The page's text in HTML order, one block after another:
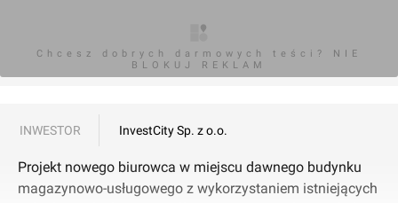
Chcesz dobrych darmowych teści? NIE
BLOKUJ REKLAM
INWESTOR InvestCity Sp. z o.o.
Projekt nowego biurowca w miejscu dawnego budynku
magazynowo-usługowego z wykorzystaniem istniejących